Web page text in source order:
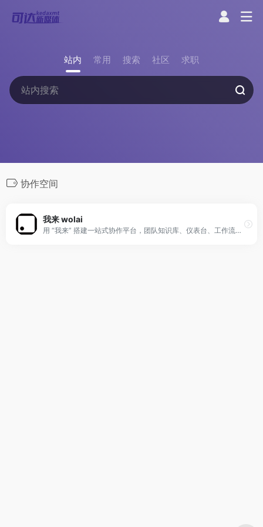
站内 常用 搜索 社区 求职
协作空间
我来 wolai
用 “我来” 搭建一站式协作平台，团队知识库、仪表台、工作流、内部应用、外部网站与个人云端笔记、待办……开箱即用！